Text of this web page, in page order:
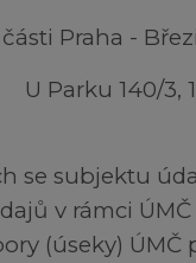
Praha -
140/3,
se subjektu
v rámci
(úseky) ÚMČ